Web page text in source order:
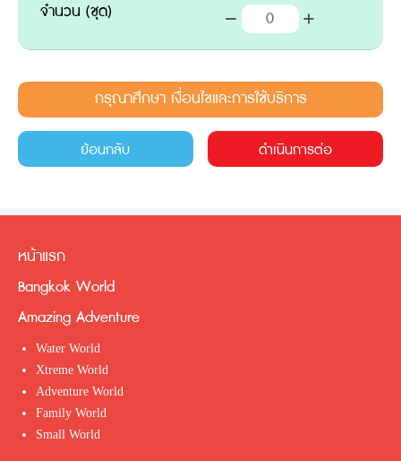
จำนวน (ชุด)
กรุณาศึกษา เงื่อนไขและการใช้บริการ
ย้อนกลับ ดำเนินการต่อ
หน้าแรก
Bangkok World
Amazing Adventure
Water World
Xtreme World
Adventure World
Family World
Small World